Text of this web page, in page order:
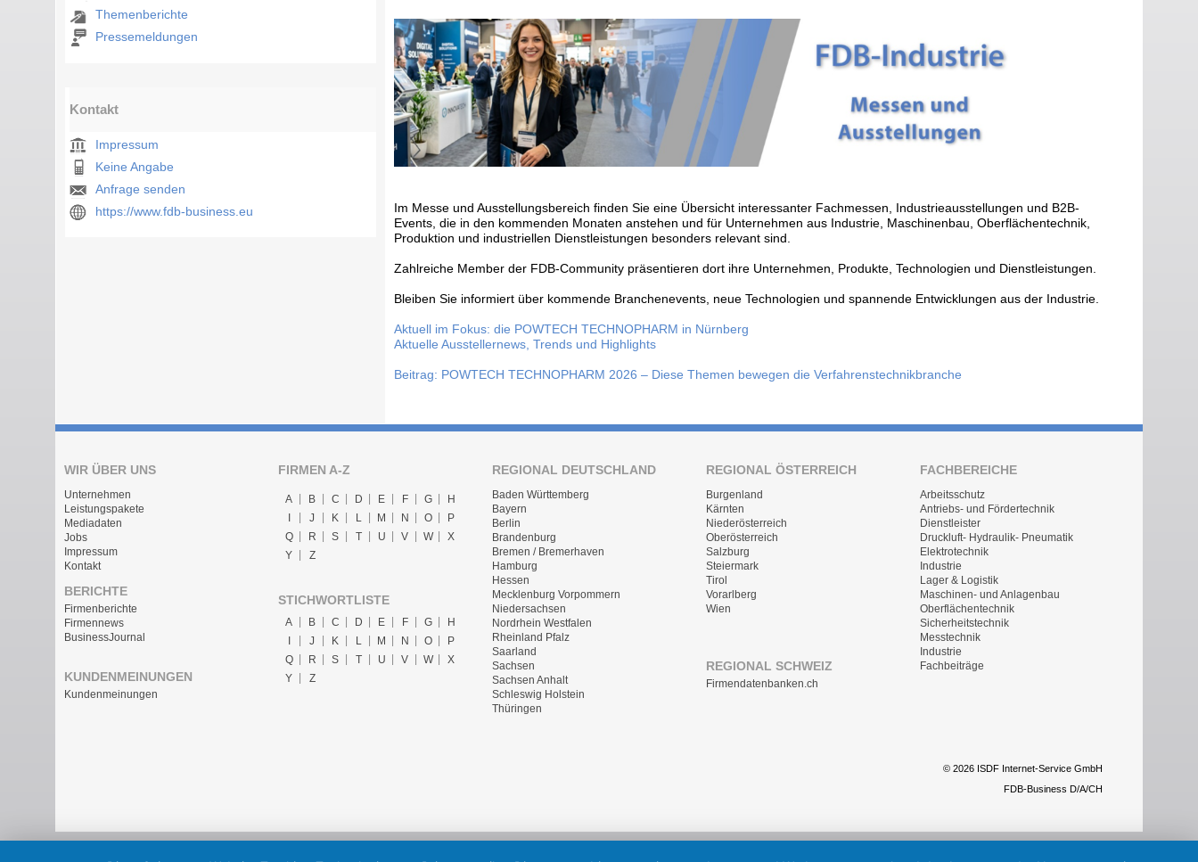
Themenberichte
Pressemeldungen
Kontakt
Impressum
Keine Angabe
Anfrage senden
https://www.fdb-business.eu
Im Messe und Ausstellungsbereich finden Sie eine Übersicht interessanter Fachmessen, Industrieausstellungen und B2B-
Events, die in den kommenden Monaten anstehen und für Unternehmen aus Industrie, Maschinenbau, Oberflächentechnik,
Produktion und industriellen Dienstleistungen besonders relevant sind.
Zahlreiche Member der FDB-Community präsentieren dort ihre Unternehmen, Produkte, Technologien und Dienstleistungen.
Bleiben Sie informiert über kommende Branchenevents, neue Technologien und spannende Entwicklungen aus der Industrie.
Aktuell im Fokus: die POWTECH TECHNOPHARM in Nürnberg
Aktuelle Ausstellernews, Trends und Highlights
Beitrag: POWTECH TECHNOPHARM 2026 – Diese Themen bewegen die Verfahrenstechnikbranche
WIR ÜBER UNS
Unternehmen
Leistungspakete
Mediadaten
Jobs
Impressum
Kontakt
BERICHTE
Firmenberichte
Firmennews
BusinessJournal
KUNDENMEINUNGEN
Kundenmeinungen
FIRMEN A-Z
A B C D E F G
H
J K L M N O
P
Q
R S T U V W
X
Y
Z
STICHWORTLISTE
A B C D E F G
H
J K L M N O
P
Q
R S T U V W
X
Y
Z
REGIONAL DEUTSCHLAND
Baden Württemberg
Bayern
Berlin
Brandenburg
Bremen / Bremerhaven
Hamburg
Hessen
Mecklenburg Vorpommern
Niedersachsen
Nordrhein Westfalen
Rheinland Pfalz
Saarland
Sachsen
Sachsen Anhalt
Schleswig Holstein
Thüringen
REGIONAL ÖSTERREICH
Burgenland
Kärnten
Niederösterreich
Oberösterreich
Salzburg
Steiermark
Tirol
Vorarlberg
Wien
REGIONAL SCHWEIZ
Firmendatenbanken.ch
FACHBEREICHE
Arbeitsschutz
Antriebs- und Fördertechnik
Dienstleister
Druckluft- Hydraulik- Pneumatik
Elektrotechnik
Industrie
Lager & Logistik
Maschinen- und Anlagenbau
Oberflächentechnik
Sicherheitstechnik
Messtechnik
Industrie
Fachbeiträge
© 2026 ISDF Internet-Service GmbH
FDB-Business D/A/CH